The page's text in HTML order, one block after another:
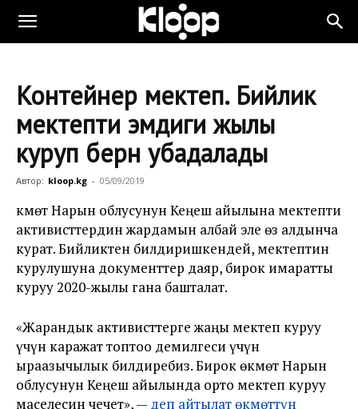
Контейнер мектеп. Бийлик
мектепти эмдиги жылы
куруп берүүнү убадалады
Автор: kloop.kg - 05/09/2019
Өкмөт Нарын облусунун Кеңеш айылына мектепти
активисттердин жардамын албай эле өз алдынча
курат. Бийликтен билдиришкендей, мектептин
курулушуна документтер даяр, бирок имаратты
куруу 2020-жылы гана башталат.
«Жарандык активисттерге жаңы мектеп куруу
үчүн каражат топтоо демилгеси үчүн
ыраазычылык билдиребиз. Бирок өкмөт Нарын
облусунун Кеңеш айылында орто мектеп куруу
маселесин чечет», — деп айтылат өкмөттүн